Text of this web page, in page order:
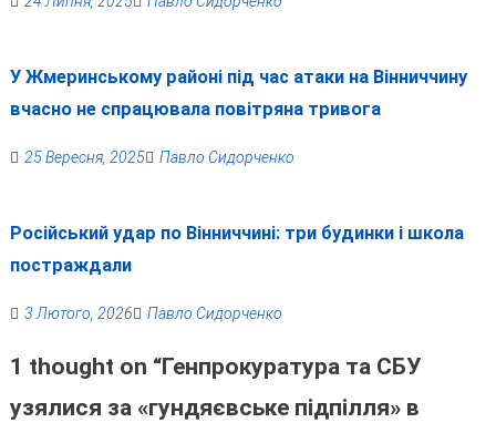
У Жмеринському районі під час атаки на Вінниччину
вчасно не спрацювала повітряна тривога
25 Вересня, 2025 Павло Сидорченко
Російський удар по Вінниччині: три будинки і школа
постраждали
3 Лютого, 2026 Павло Сидорченко
1 thought on “Генпрокуратура та СБУ
узялися за «гундяєвське підпілля» в